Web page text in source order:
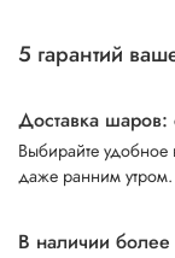
5 гарантий
Доставка
Выбирайте
даже ранним утром.
В наличии